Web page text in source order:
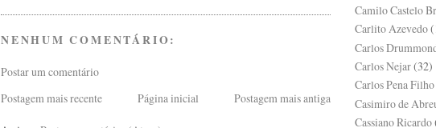
NENHUM COMENTÁRIO:
Postar um comentário
Postagem mais recente
Postagem mais antiga
Página inicial
Camilo Castelo
Carlito Azevedo
Carlos
Carlos Nejar(32)
Carlos Pena Filho
Casimiro de
Cassiano Ricardo